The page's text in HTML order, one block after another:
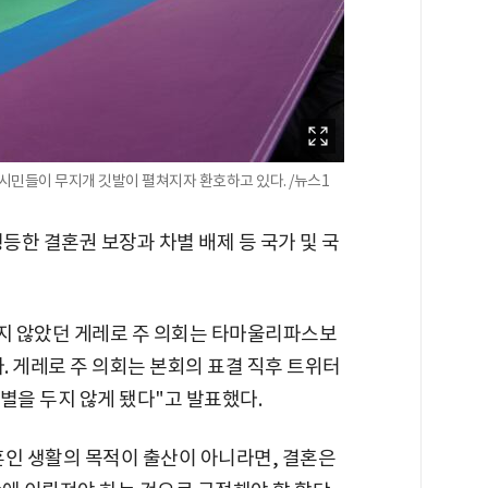
들이 무지개 깃발이 펼쳐지자 환호하고 있다. /뉴스1
한 결혼권 보장과 차별 배제 등 국가 및 국
않았던 게레로 주 의회는 타마울리파스보
레로 주 의회는 본회의 표결 직후 트위터
을 두지 않게 됐다"고 발표했다.
생활의 목적이 출산이 아니라면, 결혼은